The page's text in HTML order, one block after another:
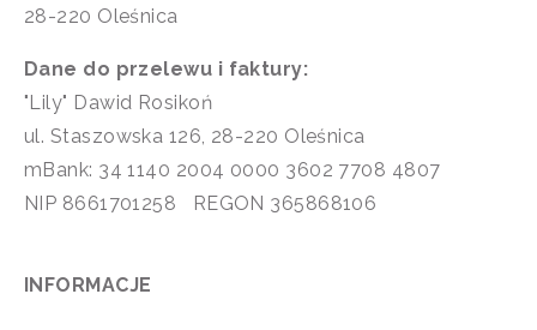
28-220 Oleśnica
Dane do przelewu i faktury:
"Lily" Dawid Rosikoń
ul. Staszowska 126, 28-220 Oleśnica
mBank: 34 1140 2004 0000 3602 7708 4807
NIP 8661701258 REGON 365868106
INFORMACJE